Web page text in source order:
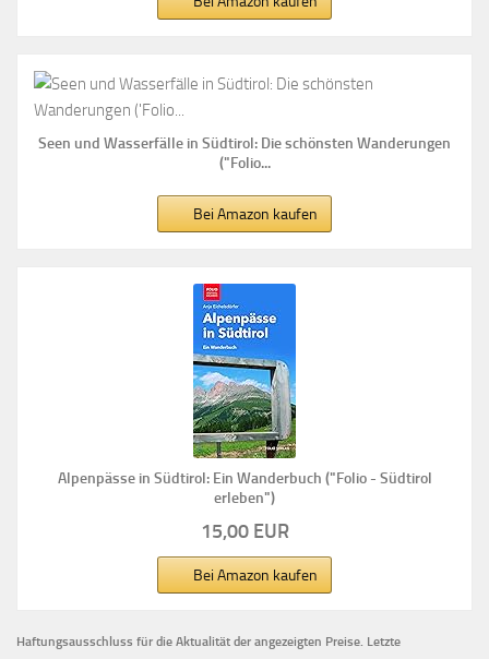
Seen und Wasserfälle in Südtirol: Die schönsten Wanderungen
("Folio...
Bei Amazon kaufen
Alpenpässe in Südtirol: Ein Wanderbuch ("Folio - Südtirol
erleben")
15,00 EUR
Bei Amazon kaufen
Haftungsausschluss für die Aktualität der angezeigten Preise. Letzte